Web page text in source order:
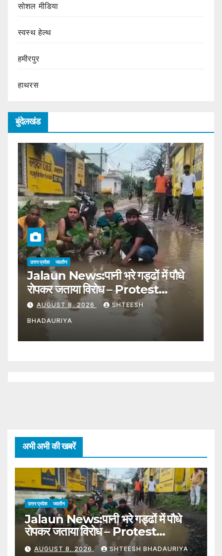
सोशल मीडिया
स्वस्थ हेल्थ
हमीरपुर
हाथरस
बुंदेलखंड
उत्तर प्रदेश जालौन
Jalaun News:पानी भरे गड्ढों में पौधे
रोपकर जताया विरोध – Protest
Registered By Planting
Saplings In Water-filled
Potholes
AUGUST 8, 2026 SHTEESH
BHADAURIYA
अभी अभी की खबरें
उत्तर प्रदेश जालौन
Jalaun News:पानी भरे गड्ढों में पौधे
रोपकर जताया विरोध – Protest
Registered By Planting
AUGUST 8, 2026 SHTEESH BHADAURIYA